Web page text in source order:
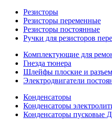
Резисторы
Резисторы переменные
Резисторы постоянные
Ручки для резисторов
Комплектующие для
Гнезда тюнера
Шлейфы плоские и
Электродвигатели
Конденсаторы
Конденсаторы
Конденсаторы пусковые